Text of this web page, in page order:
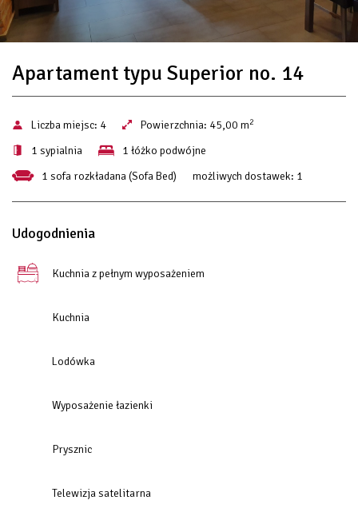
Apartament typu Superior no. 14
Liczba miejsc: 4 Powierzchnia: 45,00 m2
1 sypialnia
1 łóżko podwójne
1 sofa rozkładana (Sofa Bed)
możliwych dostawek: 1
Udogodnienia
Kuchnia z pełnym wyposażeniem
Kuchnia
Lodówka
Wyposażenie łazienki
Prysznic
Telewizja satelitarna